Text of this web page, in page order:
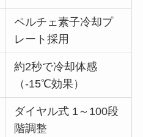
ペルチェ素子冷却プ
レート採用
約2秒で冷却体感
（-15℃効果）
ダイヤル式 1～100段
階調整